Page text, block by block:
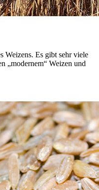
Weizens. Es gibt sehr viele
„modernem“ Weizen und